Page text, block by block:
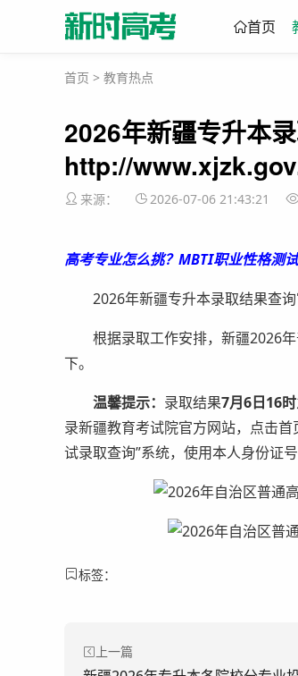
首页
首页 > 教育热点
2026年新疆专升本
http://
来源： 2026-07-06 21:43:21
高考专业怎么挑？MBTI职业性格测
2026年新疆专升本录取结果查询
根据录取工作安排，新疆2026年
下。
温馨提示： 录取结果7月6日16时
录新疆教育考试院官方网站，点击首
试录取查询”系统，使用本人身份证
标签：
上一篇